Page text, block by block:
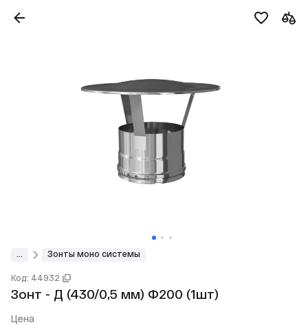
Зонты моно системы
Код: 44932
Зонт - Д (430/0,5 мм) Ф200 (1шт)
Цена